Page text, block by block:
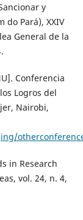
y
do Pará), XXIV
General de la
Conferencia
Logros del
Nairobi,
in Research
vol. 24, n. 4,